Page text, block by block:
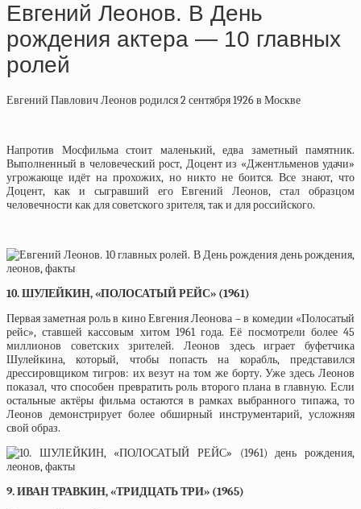
Евгений Леонов. В День
рождения актера — 10 главных
ролей
Евгений Павлович Леонов родился 2 сентября 1926 в Москве
Напротив Мосфильма стоит маленький, едва заметный памятник.
Выполненный в человеческий рост, Доцент из «Джентльменов удачи»
угрожающе идёт на прохожих, но никто не боится. Все знают, что
Доцент, как и сыгравший его Евгений Леонов, стал образцом
человечности как для советского зрителя, так и для российского.
10. ШУЛЕЙКИН, «ПОЛОСАТЫЙ РЕЙС» (1961)
Первая заметная роль в кино Евгения Леонова – в комедии «Полосатый
рейс», ставшей кассовым хитом 1961 года. Её посмотрели более 45
миллионов советских зрителей. Леонов здесь играет буфетчика
Шулейкина, который, чтобы попасть на корабль, представился
дрессировщиком тигров: их везут на том же борту. Уже здесь Леонов
показал, что способен превратить роль второго плана в главную. Если
остальные актёры фильма остаются в рамках выбранного типажа, то
Леонов демонстрирует более обширный инструментарий, усложняя
свой образ.
9. ИВАН ТРАВКИН, «ТРИДЦАТЬ ТРИ» (1965)